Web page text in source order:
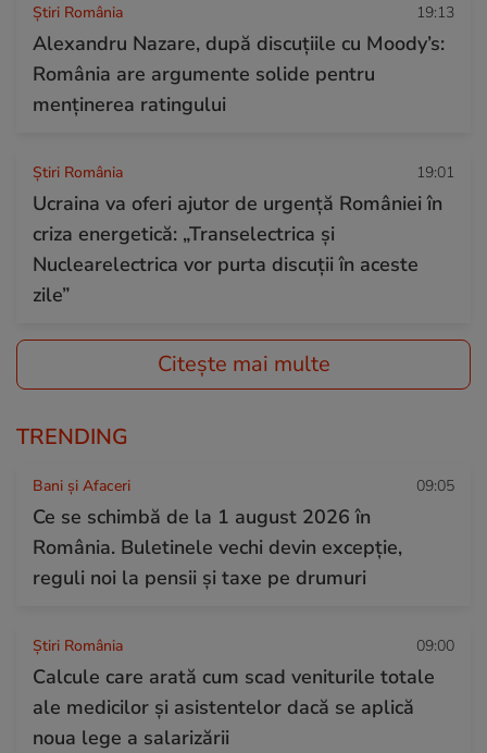
Știri România 19:13
Alexandru Nazare, după discuțiile cu Moody’s:
România are argumente solide pentru
menținerea ratingului
Știri România 19:01
Ucraina va oferi ajutor de urgență României în
criza energetică: „Transelectrica şi
Nuclearelectrica vor purta discuţii în aceste
zile”
Citește mai multe
TRENDING
Bani și Afaceri 09:05
Ce se schimbă de la 1 august 2026 în
România. Buletinele vechi devin excepție,
reguli noi la pensii și taxe pe drumuri
Știri România 09:00
Calcule care arată cum scad veniturile totale
ale medicilor și asistentelor dacă se aplică
noua lege a salarizării